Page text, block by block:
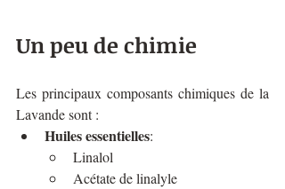
Un peu de chimie
Les principaux composants chimiques de la
Lavande sont :
Huiles essentielles:
Linalol
Acétate de linalyle